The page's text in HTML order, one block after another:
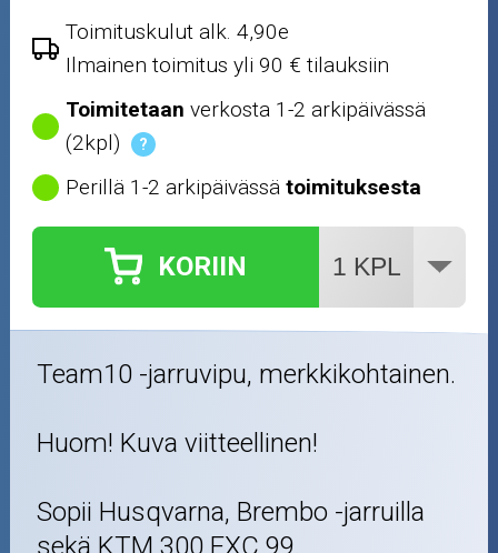
Toimituskulut alk. 4,90e
Ilmainen toimitus yli 90 € tilauksiin
Toimitetaan verkosta 1-2 arkipäivässä
(2kpl)
?
Perillä 1-2 arkipäivässätoimituksesta
KORIIN
Team10 -jarruvipu, merkkikohtainen.
Huom! Kuva viitteellinen!
Sopii Husqvarna, Brembo -jarruilla
sekä KTM 300 EXC 99.